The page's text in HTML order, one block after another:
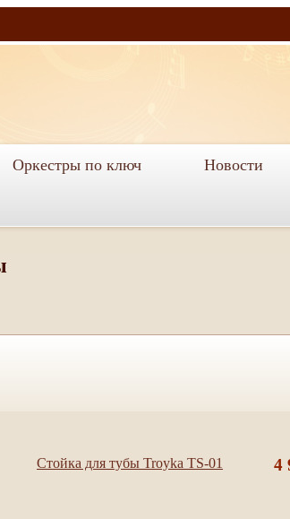
Оркестры по ключ Новости
Стойка для тубы Troyka TS-01 4